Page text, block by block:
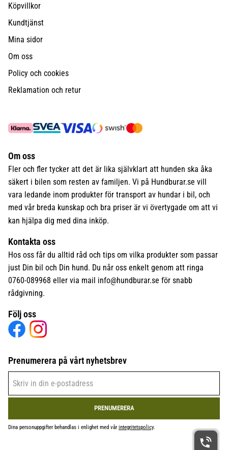
Köpvillkor
Kundtjänst
Mina sidor
Om oss
Policy och cookies
Reklamation och retur
Om oss
Fler och fler tycker att det är lika självklart att hunden ska åka
säkert i bilen som resten av familjen. Vi på Hundburar.se vill
vara ledande inom produkter för transport av hundar i bil, och
med vår breda kunskap och bra priser är vi övertygade om att vi
kan hjälpa dig med dina inköp.
Kontakta oss
Hos oss får du alltid råd och tips om vilka produkter som passar
just Din bil och Din hund. Du når oss enkelt genom att ringa
0760-089968 eller via mail info@hundburar.se för snabb
rådgivning.
Följ oss
Prenumerera på vårt nyhetsbrev
PRENUMERERA
Dina personuppgifter behandlas i enlighet med vårintegritetspolicy.